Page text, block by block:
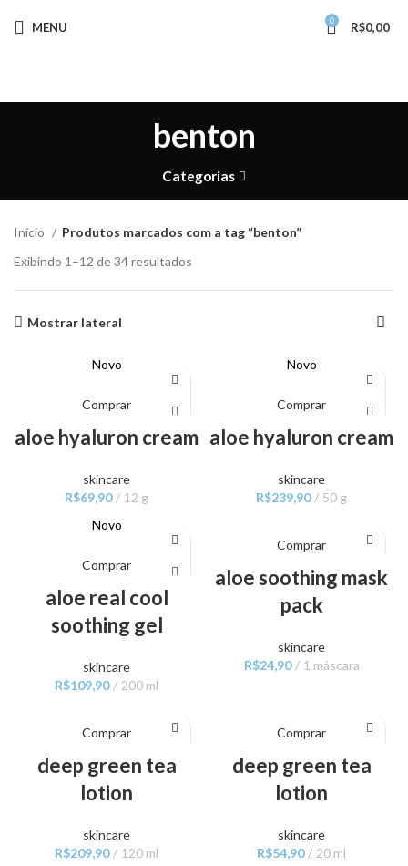
MENU 0 R$0,00
benton
Categorias
Início
Produtos marcados com a tag “benton”
Exibindo 1–12 de 34 resultados
Mostrar lateral
Novo
Comprar
aloe hyaluron cream
skincare
R$69,90 12 g
Novo
Comprar
aloe hyaluron cream
skincare
R$239,90
50 g
Novo
Comprar
aloe real cool
soothing gel
skincare
R$109,90 200 ml
Comprar
aloe soothing mask
pack
skincare
R$24,90 1 máscara
Comprar
deep green tea
lotion
skincare
R$209,90 120 ml
Comprar
deep green tea
lotion
skincare
R$54,90 20 ml